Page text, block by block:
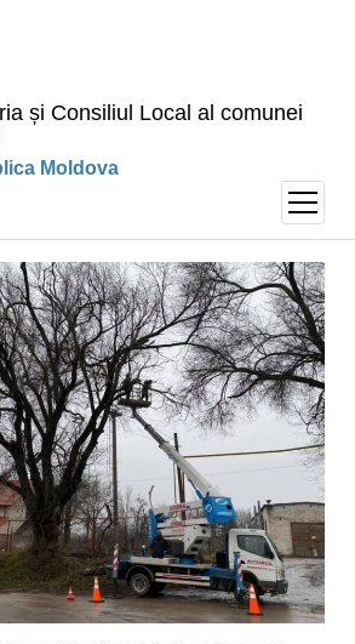
și Consiliul Local al comunei
Moldova
open
menu